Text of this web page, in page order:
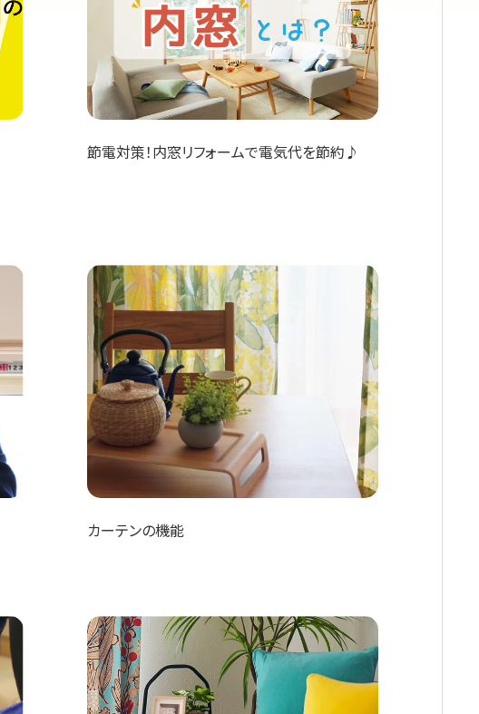
節電対策！内窓リフォームで電気代を節約♪
カーテンの機能